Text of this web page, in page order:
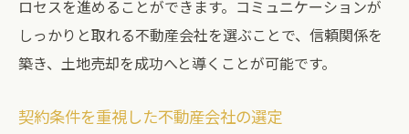
ロセスを進めることができます。コミュニケーションが
しっかりと取れる不動産会社を選ぶことで、信頼関係を
築き、土地売却を成功へと導くことが可能です。
契約条件を重視した不動産会社の選定